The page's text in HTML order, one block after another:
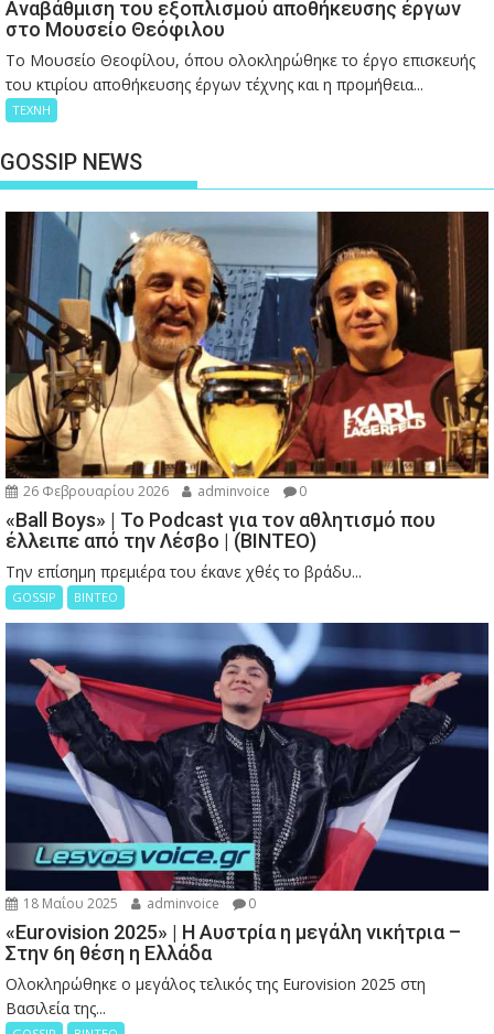
Αναβάθμιση του εξοπλισμού αποθήκευσης έργων
στο Μουσείο Θεόφιλου
Το Μουσείο Θεοφίλου, όπου ολοκληρώθηκε το έργο επισκευής
του κτιρίου αποθήκευσης έργων τέχνης και η προμήθεια...
ΤΕΧΝΗ
GOSSIP NEWS
26 Φεβρουαρίου 2026 adminvoice 0
«Ball Boys» | Το Podcast για τον αθλητισμό που
έλλειπε από την Λέσβο | (ΒΙΝΤΕΟ)
Την επίσημη πρεμιέρα του έκανε χθές το βράδυ...
GOSSIP ΒΙΝΤΕΟ
18 Μαΐου 2025 adminvoice 0
«Eurovision 2025» | Η Αυστρία η μεγάλη νικήτρια –
Στην 6η θέση η Ελλάδα
Ολοκληρώθηκε ο μεγάλος τελικός της Eurovision 2025 στη
Βασιλεία της...